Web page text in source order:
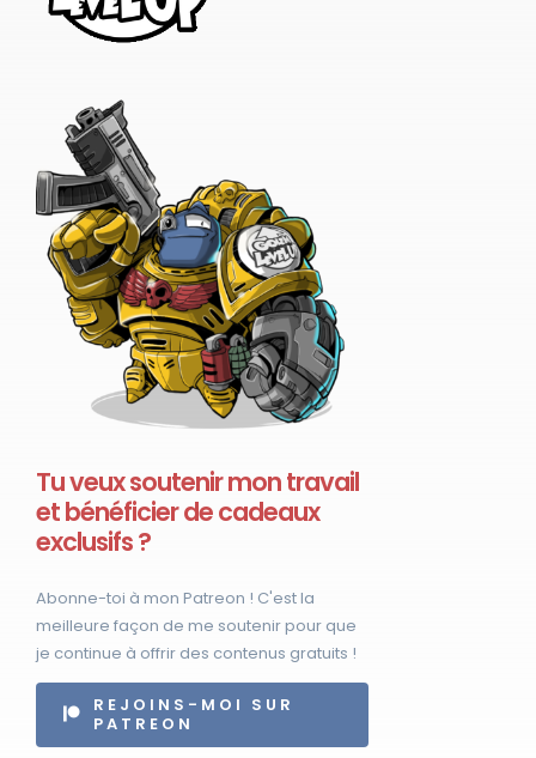
Tu veux soutenir mon travail
et bénéficier de cadeaux
exclusifs ?
Abonne-toi à mon Patreon ! C'est la
meilleure façon de me soutenir pour que
je continue à offrir des contenus gratuits !
REJOINS-MOI SUR
PATREON